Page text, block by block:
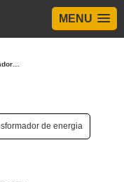
MENU
de energia